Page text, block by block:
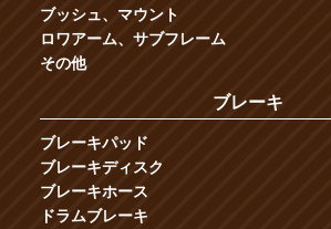
ブッシュ、マウント
ロワアーム、サブフレーム
その他
ブレーキ
ブレーキパッド
ブレーキディスク
ブレーキホース
ドラムブレーキ